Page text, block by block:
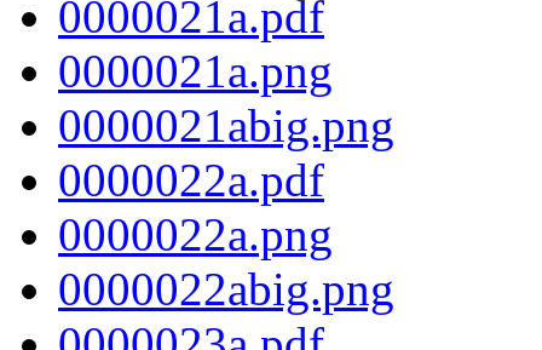
0000021a.pdf
0000021a.png
0000021abig.png
0000022a.pdf
0000022a.png
0000022abig.png